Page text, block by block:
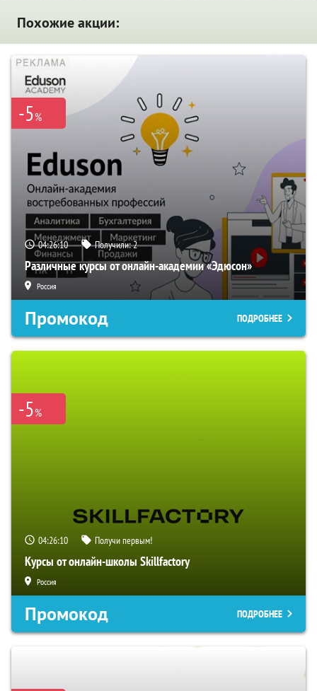
Похожие акции:
-5%
04:26:09 Получили:2
Различные курсы от онлайн-академии «Эдюсон»
Россия
Промокод ПОДРОБНЕЕ
-5%
04:26:09 Получи первым!
Курсы от онлайн-школы Skillfactory
Россия
Промокод ПОДРОБНЕЕ